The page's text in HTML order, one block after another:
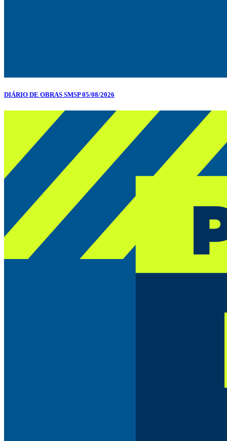
DIÁRIO DE OBRAS SMSP 05/08/2026